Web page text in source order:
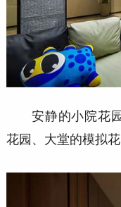
安静的小院花
花园、大堂的模拟